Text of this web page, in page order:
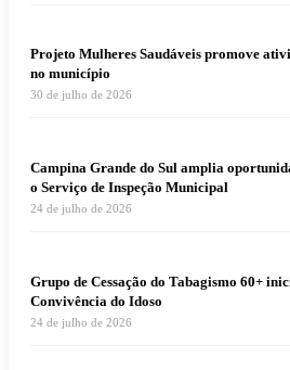
Projeto Mulheres Saudáveis promove
no município
30 de julho de 2026
Campina Grande do Sul amplia
o Serviço de Inspeção Municipal
24 de julho de 2026
Grupo de Cessação do Tabagismo 60+
Convivência do Idoso
24 de julho de 2026